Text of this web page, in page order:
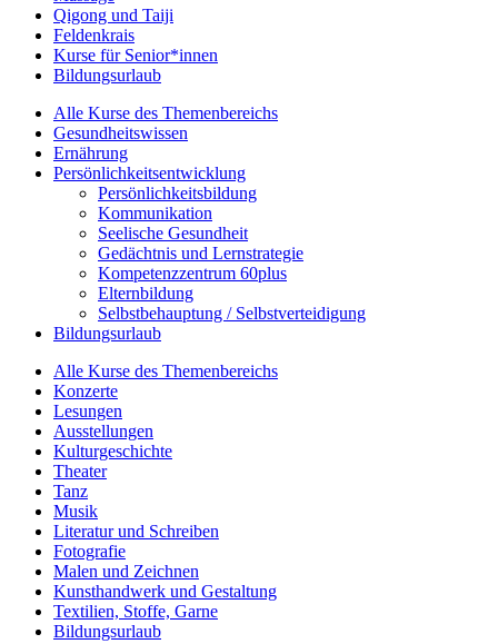
Qigong und Taiji
Feldenkrais
Kurse für Senior*innen
Bildungsurlaub
Alle Kurse des Themenbereichs
Gesundheitswissen
Ernährung
Persönlichkeitsentwicklung
Persönlichkeitsbildung
Kommunikation
Seelische Gesundheit
Gedächtnis und Lernstrategie
Kompetenzzentrum 60plus
Elternbildung
Selbstbehauptung / Selbstverteidigung
Bildungsurlaub
Alle Kurse des Themenbereichs
Konzerte
Lesungen
Ausstellungen
Kulturgeschichte
Theater
Tanz
Musik
Literatur und Schreiben
Fotografie
Malen und Zeichnen
Kunsthandwerk und Gestaltung
Textilien, Stoffe, Garne
Bildungsurlaub